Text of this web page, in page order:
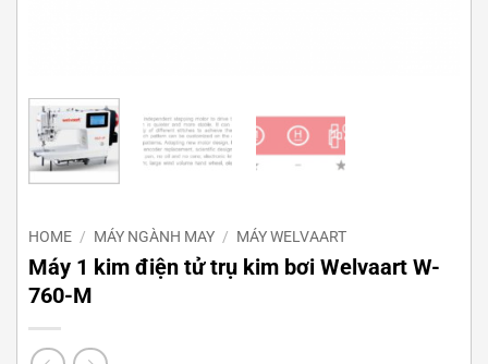
HOME / MÁY NGÀNH MAY / MÁY WELVAART
Máy 1 kim điện tử trụ kim bơi Welvaart W-
760-M